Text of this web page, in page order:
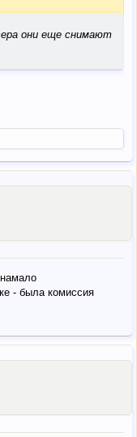
они еще снимают
- была комиссия